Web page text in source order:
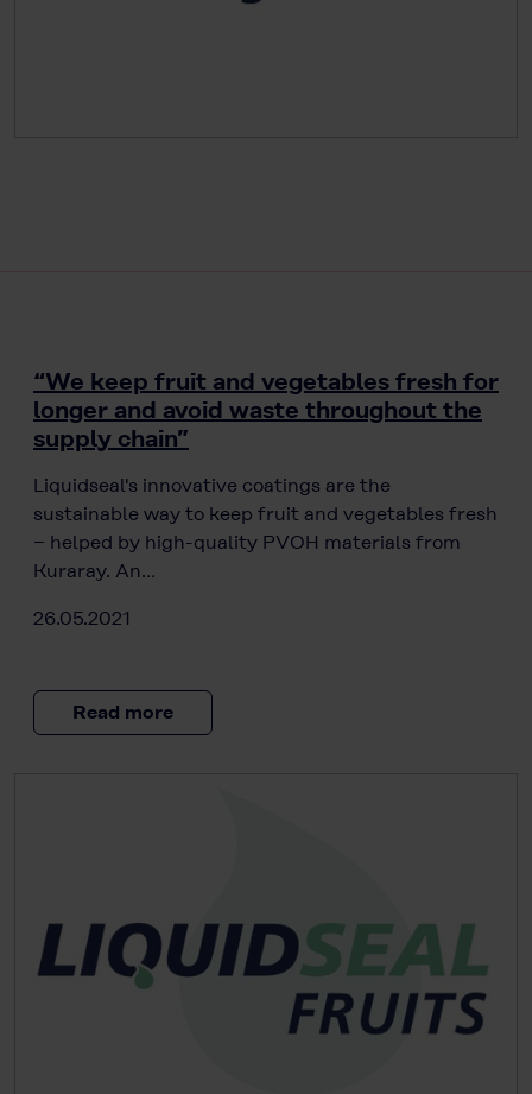
“We keep fruit and vegetables fresh for
longer and avoid waste throughout the
supply chain”
Liquidseal's innovative coatings are the
sustainable way to keep fruit and vegetables fresh
− helped by high-quality PVOH materials from
Kuraray. An…
26.05.2021
Read more